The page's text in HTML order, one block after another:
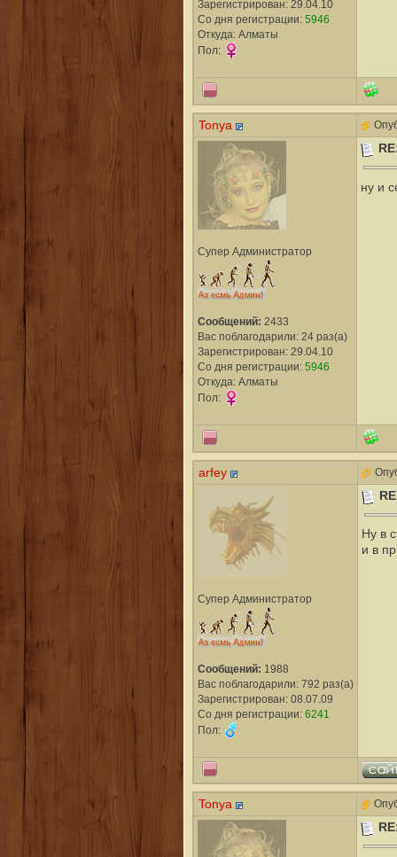
Зарегистрирован: 29.04.10
Со дня регистрации: 5946
Откуда: Алматы
Пол:
Tonya
Супер Администратор
Сообщений: 2433
Вас поблагодарили: 24 раз(а)
Зарегистрирован: 29.04.10
Со дня регистрации: 5946
Откуда: Алматы
Пол:
ну и
arfey
Супер Администратор
Сообщений: 1988
Вас поблагодарили: 792 раз(а)
Зарегистрирован: 08.07.09
Со дня регистрации: 6241
Пол:
Ну в
и в
Tonya